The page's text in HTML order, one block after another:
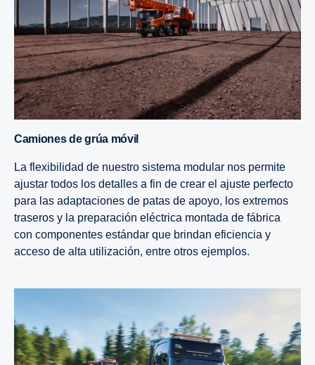
Camiones de grúa móvil
La flexibilidad de nuestro sistema modular nos permite
ajustar todos los detalles a fin de crear el ajuste perfecto
para las adaptaciones de patas de apoyo, los extremos
traseros y la preparación eléctrica montada de fábrica
con componentes estándar que brindan eficiencia y
acceso de alta utilización, entre otros ejemplos.